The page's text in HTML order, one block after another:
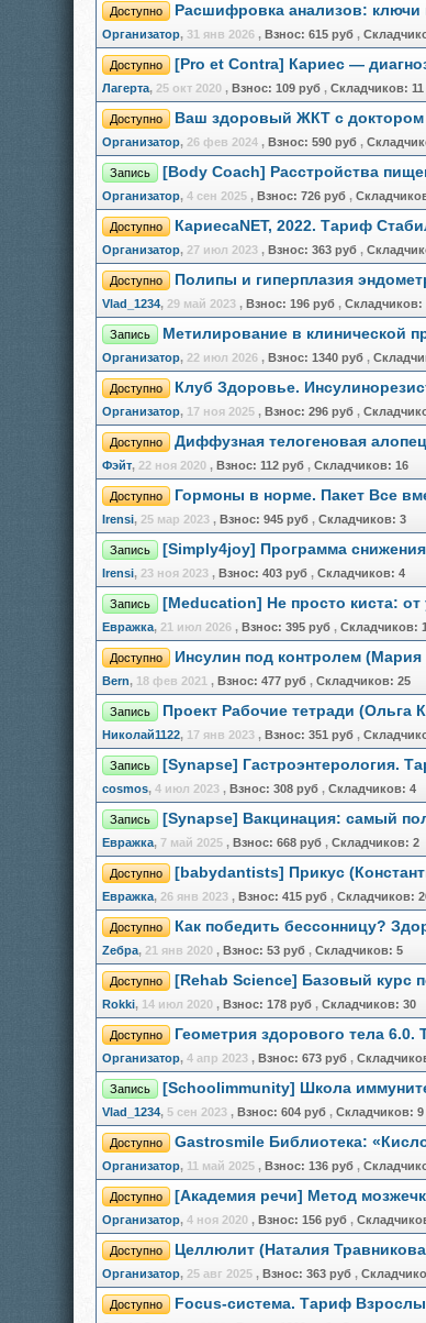
Доступно Расшифровка анализов: ключи
Организатор,31 янв 2026 ,Взнос: 615 руб ,
Доступно [Pro et Contra] Кариес —
Лагерта, 25 окт 2020 ,Взнос: 109 руб ,Складчиков: 11
Доступно Ваш здоровый ЖКТ с
Организатор, 26 фев 2024 ,Взнос: 590 руб ,
Запись [Body Coach] Расстройства
Организатор,4 сен 2025 ,Взнос: 726 руб ,
Доступно КариесаNET, 2022. Тариф
Организатор, 27 июл 2023 ,Взнос: 363 руб ,
Доступно Полипы и гиперплазия
Vlad_1234, 29 май 2023 ,Взнос: 196 руб ,Складчиков:
Запись Метилирование в клинической
Организатор, 22 июл 2026 ,Взнос: 1340 руб ,
Доступно Клуб Здоровье.
Организатор, 17 ноя 2025 ,Взнос: 296 руб ,
Доступно Диффузная телогеновая
Фэйт, 22 ноя 2020 ,Взнос: 112 руб ,Складчиков: 16
Доступно Гормоны в норме. Пакет Все
Irensi, 25 мар 2023 ,Взнос: 945 руб ,Складчиков: 3
Запись [Simply4joy] Программа
Irensi, 23 ноя 2023 ,Взнос: 403 руб ,Складчиков: 4
Запись [Meducation] Не просто киста: от
Евражкa, 21 июл 2026 ,Взнос: 395 руб ,Складчиков: 1
Доступно Инсулин под контролем (Мария
Bern, 18 фев 2021 ,Взнос: 477 руб ,Складчиков: 25
Запись Проект Рабочие тетради (Ольга
Николай1122, 17 янв 2023 ,Взнос: 351 руб ,
Запись [Synapse] Гастроэнтерология.
cosmos,4 июл 2023 ,Взнос: 308 руб ,Складчиков: 4
Запись [Synapse] Вакцинация: самый
Евражкa,7 май 2025 ,Взнос: 668 руб ,Складчиков: 2
Доступно [babydantists] Прикус
Евражкa, 26 янв 2023 ,Взнос: 415 руб ,Складчиков:
Доступно Как победить бессонницу?
Zебра, 21 янв 2020 ,Взнос: 53 руб ,Складчиков: 5
Доступно [Rehab Science] Базовый курс
Rokki, 14 июл 2020 ,Взнос: 178 руб ,Складчиков: 30
Доступно Геометрия здорового тела
Организатор,4 апр 2023 ,Взнос: 673 руб ,
Запись [Schoolimmunity] Школа
Vlad_1234, 5 сен 2023 ,Взнос: 604 руб ,Складчиков: 9
Доступно Gastrosmile Библиотека:
Организатор, 11 май 2025 ,Взнос: 136 руб ,
Доступно [Академия речи] Метод
Организатор,4 ноя 2020 ,Взнос: 156 руб ,
Доступно Целлюлит (Наталия
Организатор, 25 авг 2025 ,Взнос: 363 руб ,
Доступно Focus-система. Тариф